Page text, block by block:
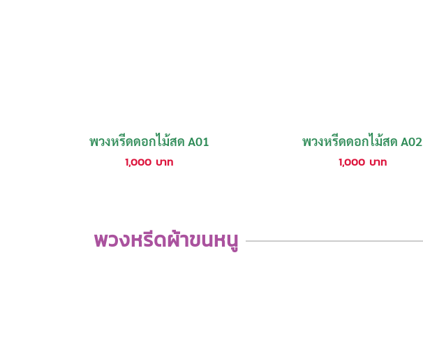
พวงหรีดดอกไม้สด A01
1,000 บาท
พวงหรีดดอกไม้สด A02
1,000 บาท
พวงหรีดผ้าขนหนู